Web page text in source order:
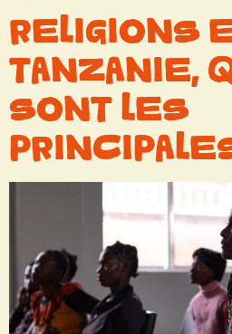
RELIGIONS
TANZANIE,
SONT LES